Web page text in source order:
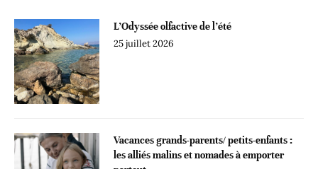
L’Odyssée olfactive de l’été
25 juillet 2026
Vacances grands-parents/ petits-enfants :
les alliés malins et nomades à emporter